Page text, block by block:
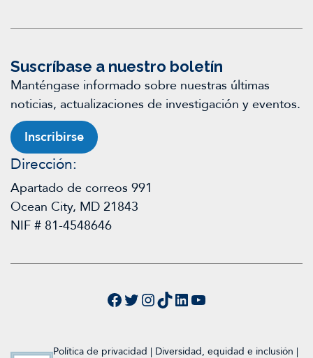
Suscríbase a nuestro boletín
Manténgase informado sobre nuestras últimas
noticias, actualizaciones de investigación y eventos.
Inscribirse
Dirección:
Apartado de correos 991
Ocean City, MD 21843
NIF # 81-4548646
Facebook Twitter InstagramTikTok LinkedIn YouTube
Política de privacidad | Diversidad, equidad e inclusión |